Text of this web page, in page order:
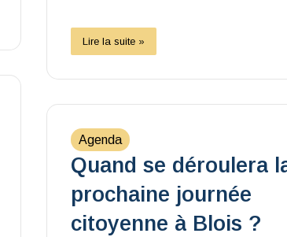
Lire la suite »
Agenda
Quand se déroulera
prochaine journée
citoyenne à Blois ?